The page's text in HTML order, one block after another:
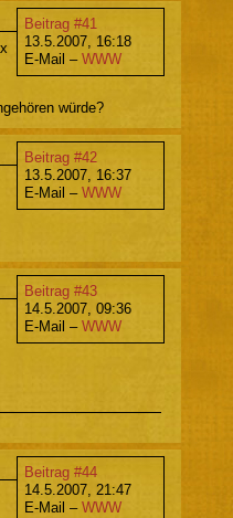
Beitrag #41
13.5.2007, 16:18
E-Mail – WWW
würde?
Beitrag #42
13.5.2007, 16:37
E-Mail – WWW
Beitrag #43
14.5.2007, 09:36
E-Mail – WWW
Beitrag #44
14.5.2007, 21:47
E-Mail – WWW